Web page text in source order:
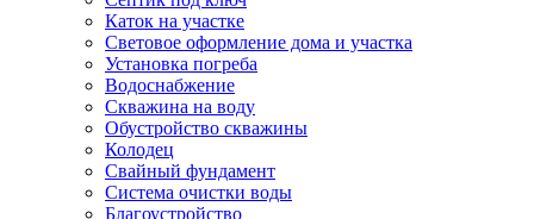
Каток на участке
Световое оформление дома и участка
Установка погреба
Водоснабжение
Скважина на воду
Обустройство скважины
Колодец
Свайный фундамент
Система очистки воды
Благоустройство